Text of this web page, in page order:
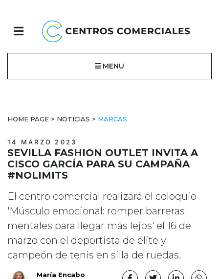
MENU
HOME PAGE > NOTICIAS > MARCAS
14 MARZO 2023
SEVILLA FASHION OUTLET INVITA A
CISCO GARCÍA PARA SU CAMPAÑA
#NOLIMITS
El centro comercial realizará el coloquio
'Músculo emocional: romper barreras
mentales para llegar más lejos' el 16 de
marzo con el deportista de élite y
campeón de tenis en silla de ruedas.
María Encabo